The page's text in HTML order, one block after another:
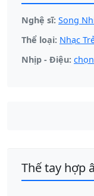
Nghệ sĩ: Song
Thể loại: Nhạc
Nhịp - Điệu:
Thế tay hợp